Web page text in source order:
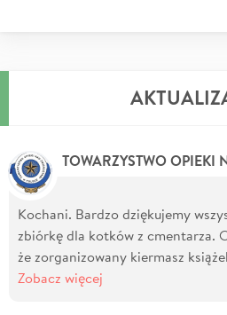
Kochani. Bardzo dziękujemy
zbiórkę dla kotków z cmentarza.
że zorganizowany kiermasz
Zobacz więcej